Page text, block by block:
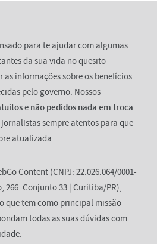
para te ajudar com algumas
da sua vida no quesito
informações sobre os benefícios
pelo governo. Nossos
e não pedidos nada em troca.
sempre atentos para que
atualizada.
Content (CNPJ: 22.026.064/0001-
266. Conjunto 33 | Curitiba/PR),
que tem como principal missão
todas as suas dúvidas com